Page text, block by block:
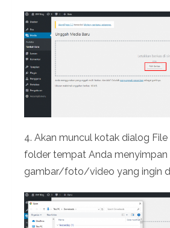
4. Akan muncul kotak dialog File
folder tempat Anda menyimpan
gambar/foto/video yang ingin